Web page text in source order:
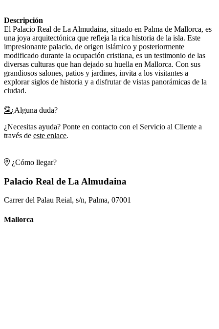
Descripción
El Palacio Real de La Almudaina, situado en Palma de Mallorca, es
una joya arquitectónica que refleja la rica historia de la isla. Este
impresionante palacio, de origen islámico y posteriormente
modificado durante la ocupación cristiana, es un testimonio de las
diversas culturas que han dejado su huella en Mallorca. Con sus
grandiosos salones, patios y jardines, invita a los visitantes a
explorar siglos de historia y a disfrutar de vistas panorámicas de la
ciudad.
¿Alguna duda?
¿Necesitas ayuda? Ponte en contacto con el Servicio al Cliente a
través de este enlace.
¿Cómo llegar?
Palacio Real de La Almudaina
Carrer del Palau Reial, s/n, Palma, 07001
Mallorca